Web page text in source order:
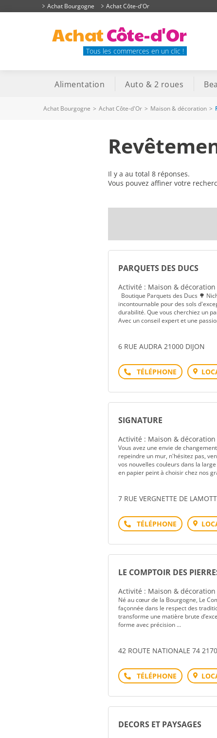
Achat Bourgogne Achat Côte-d'Or
AchatCôte-d'Or
Tous les commerces en un clic !
Alimentation Auto & 2 roues
Achat Bourgogne > Achat Côte-d'Or > Maison & décoration >
Il y a au total 8 réponses.
Vous pouvez affiner votre
PARQUETS DES DUCS
Activité : Maison & décoration
Boutique Parquets des Ducs 🌳
incontournable pour des sols
durabilité. Que vous cherchiez un
Avec un conseil expert et une
6 RUE AUDRA 21000 DIJON
Téléphone
SIGNATURE
Activité : Maison & décoration
Vous avez une envie de
repeindre un mur, n'hésitez pas,
vos nouvelles couleurs dans la
en papier peint à choisir chez nos
7 RUE VERGNETTE DE
Téléphone
LE COMPTOIR DES
Activité : Maison & décoration
Né au cœur de la Bourgogne, Le
façonnée dans le respect des
transforme une matière brute
forme avec précision ...
42 ROUTE NATIONALE 74
Téléphone
DECORS ET PAYSAGES